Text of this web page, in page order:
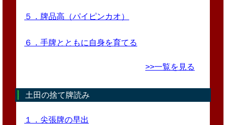
５．牌品高（パイピンカオ）
６．手牌とともに自身を育てる
>>一覧を見る
土田の捨て牌読み
１．尖張牌の早出